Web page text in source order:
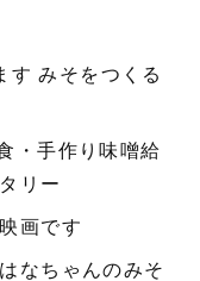
みそをつくる
・手作り味噌給
リー
画です
なちゃんのみそ